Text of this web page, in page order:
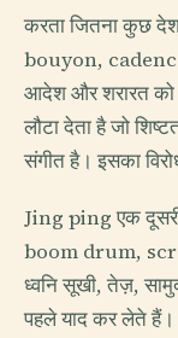
करता जितना कुछ
bouyon,
आदेश और शरारत को
लौटा देता है जो
संगीत है। इसका
Jing ping एक
boom drum,
ध्वनि सूखी, तेज़,
पहले याद कर लेते